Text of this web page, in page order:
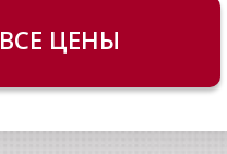
ВСЕ ЦЕНЫ